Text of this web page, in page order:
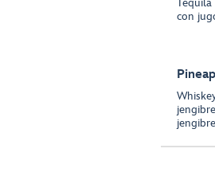
Tequila
con